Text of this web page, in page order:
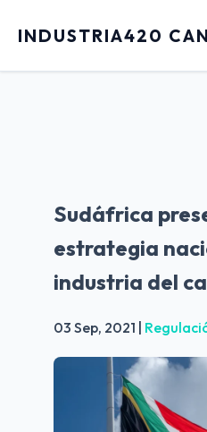
INDUSTRIA420
Sudáfrica
estrategia
industria del
03 Sep, 2021 |